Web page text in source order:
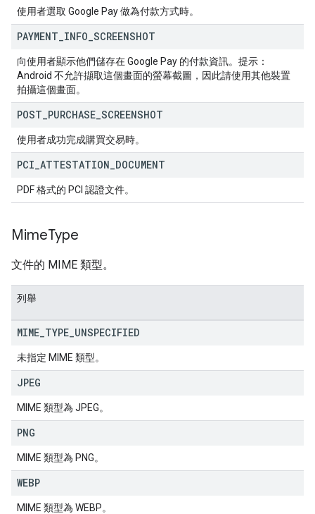
使用者選取 Google Pay 做為付款方式時。
PAYMENT INFO SCREENSHOT
向使用者顯示他們儲存在 Google Pay 的付款資訊。提示：
Android 不允許擷取這個畫面的螢幕截圖，因此請使用其他裝置
拍攝這個畫面。
POST PURCHASE SCREENSHOT
使用者成功完成購買交易時。
PCI ATTESTATION DOCUMENT
PDF 格式的 PCI 認證文件。
MimeType
文件的 MIME 類型。
列舉
MIME TYPE UNSPECIFIED
未指定 MIME 類型。
JPEG
MIME 類型為 JPEG。
PNG
MIME 類型為 PNG。
WEBP
MIME 類型為 WEBP。